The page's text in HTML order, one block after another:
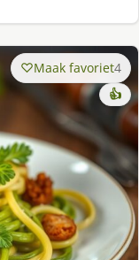
Maak favoriet4
👍